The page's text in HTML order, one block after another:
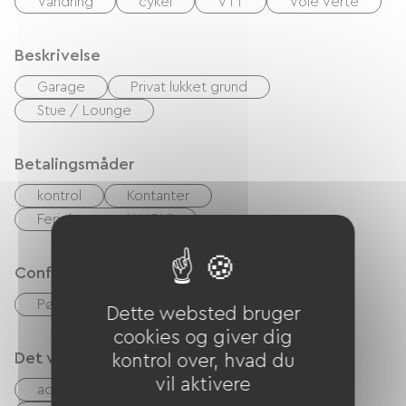
Beskrivelse
Garage
Privat lukket grund
Stue / Lounge
Betalingsmåder
kontrol
Kontanter
Feriekuponer (ANCV)
Confort
Pøle à bois
Det vi er gode til
accepterede dyr
Udlejning af lagner
Dette websted bruger
cookies og giver dig
kontrol over, hvad du
vil aktivere